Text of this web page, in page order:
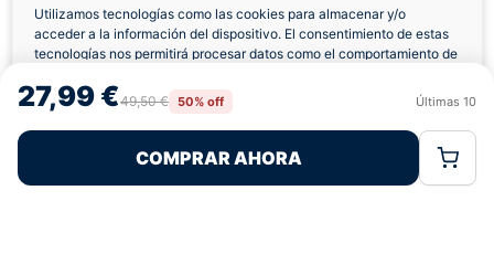
Utilizamos tecnologías como las cookies para almacenar y/o
acceder a la información del dispositivo. El consentimiento de estas
tecnologías nos permitirá procesar datos como el comportamiento de
retirar el consentimiento, puede afectar negativamente a ciertas
características y funciones.
Rechazar
Política de CookiesPolítica de Privacidad
27,99 €49,50 € 50% off Últimas 10
COMPRAR AHORA
Envíos a Domicilio Devolución 7 Días
Pagos 100% Seguros Ofertas Sin Límites